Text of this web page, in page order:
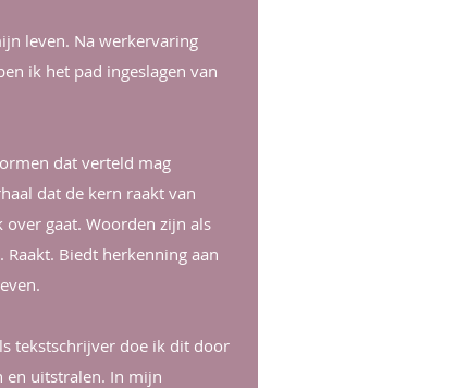
leven. Na werkervaring
ik het pad ingeslagen van
dat verteld mag
dat de kern raakt van
gaat. Woorden zijn als
Biedt herkenning aan
tekstschrijver doe ik dit door
en uitstralen. In mijn